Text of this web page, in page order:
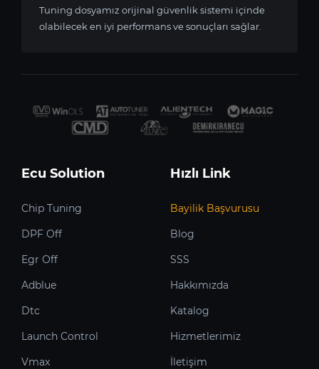
Tuning dosyamız orijinal güvenlik sistemi içinde
olabilecek en iyi performans ve sonuçları sağlar.
Ecu Solution
Chip Tuning
DPF Off
Egr Off
Adblue
Dtc
Launch Control
Vmax
Hızlı Link
Bayilik Başvurusu
Blog
SSS
Hakkımızda
Katalog
Hizmetlerimiz
İletişim